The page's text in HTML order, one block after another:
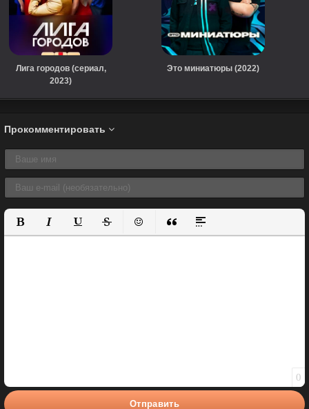
Лига городов (сериал,
2023)
Это миниатюры (2022)
Прокомментировать
Полужирный
КурсивПодчеркнутый
ЗачеркнутыйВставить смайлик
Вставка цитаты
Вставка спойлера
0
Отправить